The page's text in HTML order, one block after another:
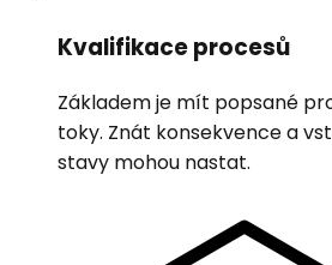
Kvalifikace procesů
Základem je mít popsané
toky. Znát konsekvence a
stavy mohou nastat.